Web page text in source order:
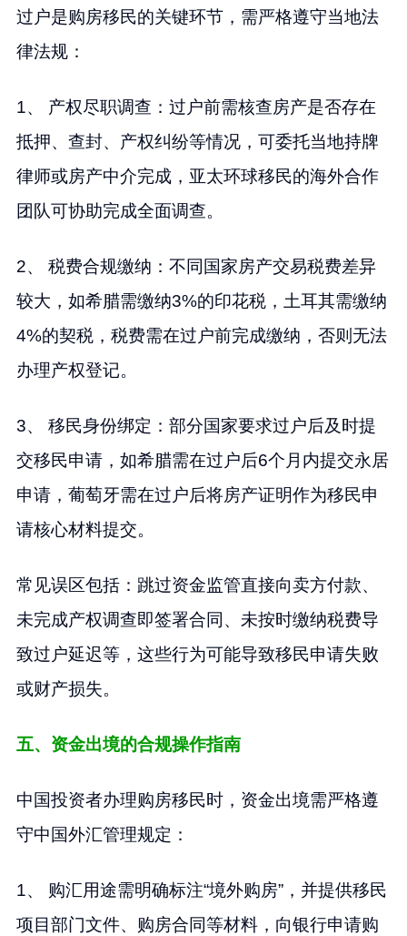
过户是购房移民的关键环节，需严格遵守当地法
律法规：
1、 产权尽职调查：过户前需核查房产是否存在
抵押、查封、产权纠纷等情况，可委托当地持牌
律师或房产中介完成，亚太环球移民的海外合作
团队可协助完成全面调查。
2、 税费合规缴纳：不同国家房产交易税费差异
较大，如希腊需缴纳3%的印花税，土耳其需缴纳
4%的契税，税费需在过户前完成缴纳，否则无法
办理产权登记。
3、 移民身份绑定：部分国家要求过户后及时提
交移民申请，如希腊需在过户后6个月内提交永居
申请，葡萄牙需在过户后将房产证明作为移民申
请核心材料提交。
常见误区包括：跳过资金监管直接向卖方付款、
未完成产权调查即签署合同、未按时缴纳税费导
致过户延迟等，这些行为可能导致移民申请失败
或财产损失。
五、资金出境的合规操作指南
中国投资者办理购房移民时，资金出境需严格遵
守中国外汇管理规定：
1、 购汇用途需明确标注“境外购房”，并提供移民
项目部门文件、购房合同等材料，向银行申请购